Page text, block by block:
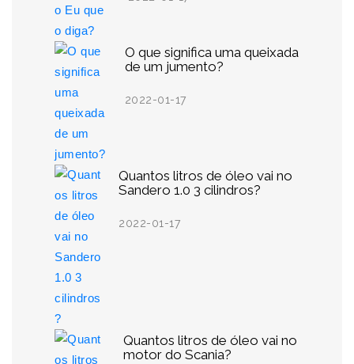
O que significa uma queixada
de um jumento?
2022-01-17
Quantos litros de óleo vai no
Sandero 1.0 3 cilindros?
2022-01-17
Quantos litros de óleo vai no
motor do Scania?